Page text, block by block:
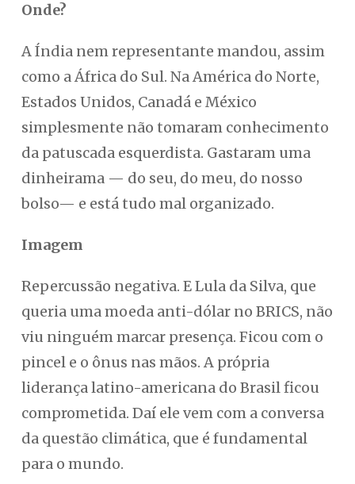
Onde?
A Índia nem representante mandou, assim
como a África do Sul. Na América do Norte,
Estados Unidos, Canadá e México
simplesmente não tomaram conhecimento
da patuscada esquerdista. Gastaram uma
dinheirama — do seu, do meu, do nosso
bolso— e está tudo mal organizado.
Imagem
Repercussão negativa. E Lula da Silva, que
queria uma moeda anti-dólar no BRICS, não
viu ninguém marcar presença. Ficou com o
pincel e o ônus nas mãos. A própria
liderança latino-americana do Brasil ficou
comprometida. Daí ele vem com a conversa
da questão climática, que é fundamental
para o mundo.